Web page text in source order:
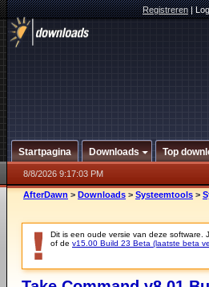
Registreren|
Startpagina Downloads Top
8/8/2026 9:17:03 PM
AfterDawn > Downloads > Systeemtools >
Dit is een oude versie van deze software.
of de v15.00 Build 23 Beta (laatste beta